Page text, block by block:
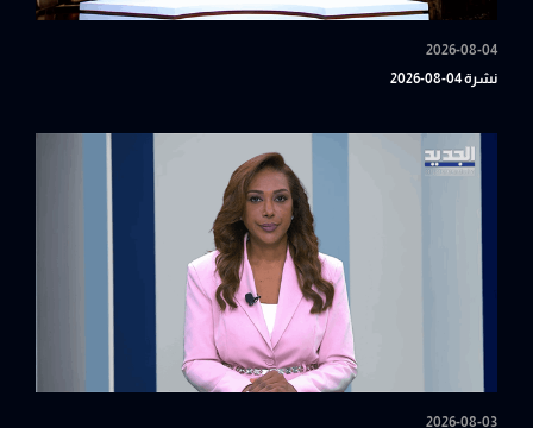
2026-08-04
نشرة 04-08-2026
2026-08-03